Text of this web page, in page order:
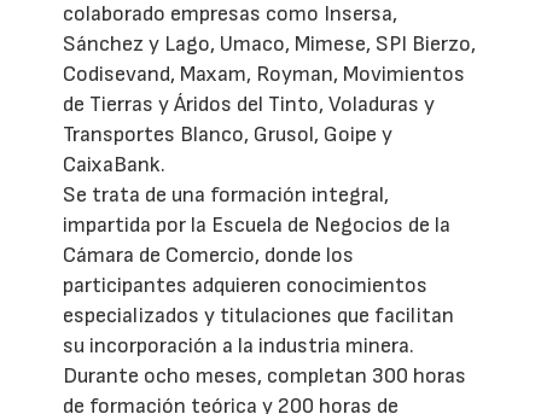
colaborado empresas como Insersa,
Sánchez y Lago, Umaco, Mimese, SPI Bierzo,
Codisevand, Maxam, Royman, Movimientos
de Tierras y Áridos del Tinto, Voladuras y
Transportes Blanco, Grusol, Goipe y
CaixaBank.
Se trata de una formación integral,
impartida por la Escuela de Negocios de la
Cámara de Comercio, donde los
participantes adquieren conocimientos
especializados y titulaciones que facilitan
su incorporación a la industria minera.
Durante ocho meses, completan 300 horas
de formación teórica y 200 horas de